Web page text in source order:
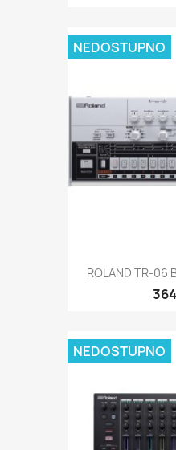
ROLAND TR-06
NEDOSTUPNO
NEDOSTUPNO